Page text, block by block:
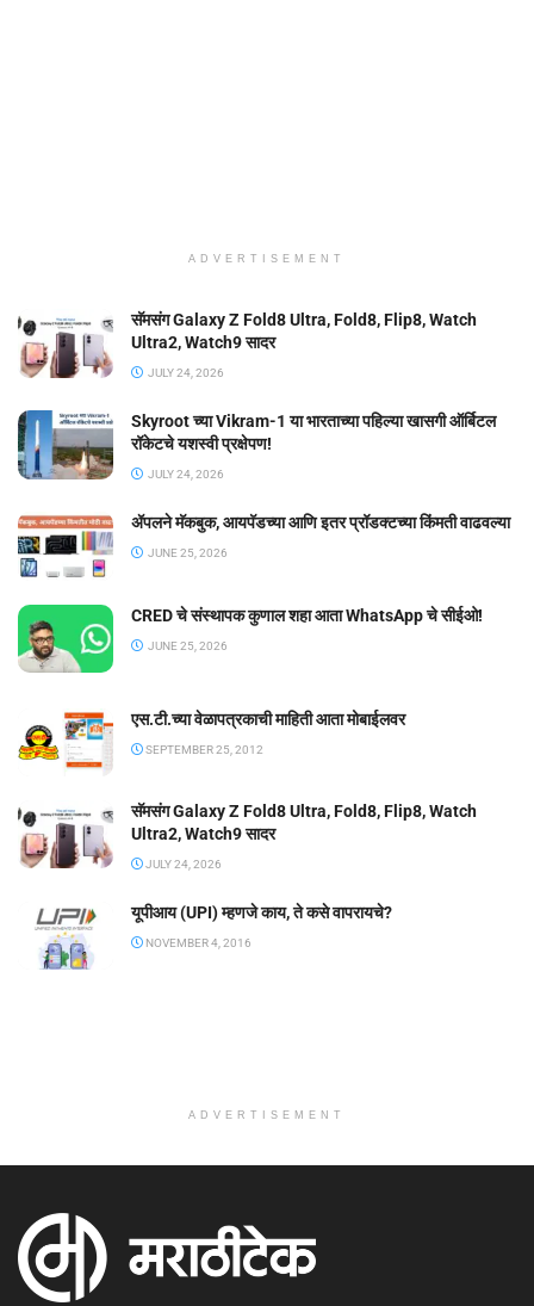
ADVERTISEMENT
सॅमसंग Galaxy Z Fold8 Ultra, Fold8, Flip8, Watch
Ultra2, Watch9 सादर
JULY 24, 2026
Skyroot च्या Vikram-1 या भारताच्या पहिल्या खासगी ऑर्बिटल
रॉकेटचे यशस्वी प्रक्षेपण!
JULY 24, 2026
ॲपलने मॅकबुक, आयपॅडच्या आणि इतर प्रॉडक्टच्या किंमती वाढवल्या
JUNE 25, 2026
CRED चे संस्थापक कुणाल शहा आता WhatsApp चे सीईओ!
JUNE 25, 2026
एस.टी.च्या वेळापत्रकाची माहिती आता मोबाईलवर
SEPTEMBER 25, 2012
सॅमसंग Galaxy Z Fold8 Ultra, Fold8, Flip8, Watch
Ultra2, Watch9 सादर
JULY 24, 2026
यूपीआय (UPI) म्हणजे काय, ते कसे वापरायचे?
NOVEMBER 4, 2016
ADVERTISEMENT